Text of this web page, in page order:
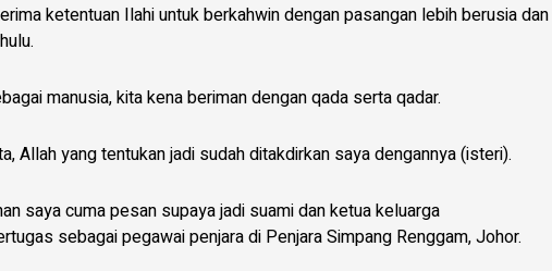
ketentuan Ilahi untuk berkahwin dengan pasangan lebih berusia dan
manusia, kita kena beriman dengan qada serta qadar.
Allah yang tentukan jadi sudah ditakdirkan saya dengannya (isteri).
saya cuma pesan supaya jadi suami dan ketua keluarga
sebagai pegawai penjara di Penjara Simpang Renggam, Johor.